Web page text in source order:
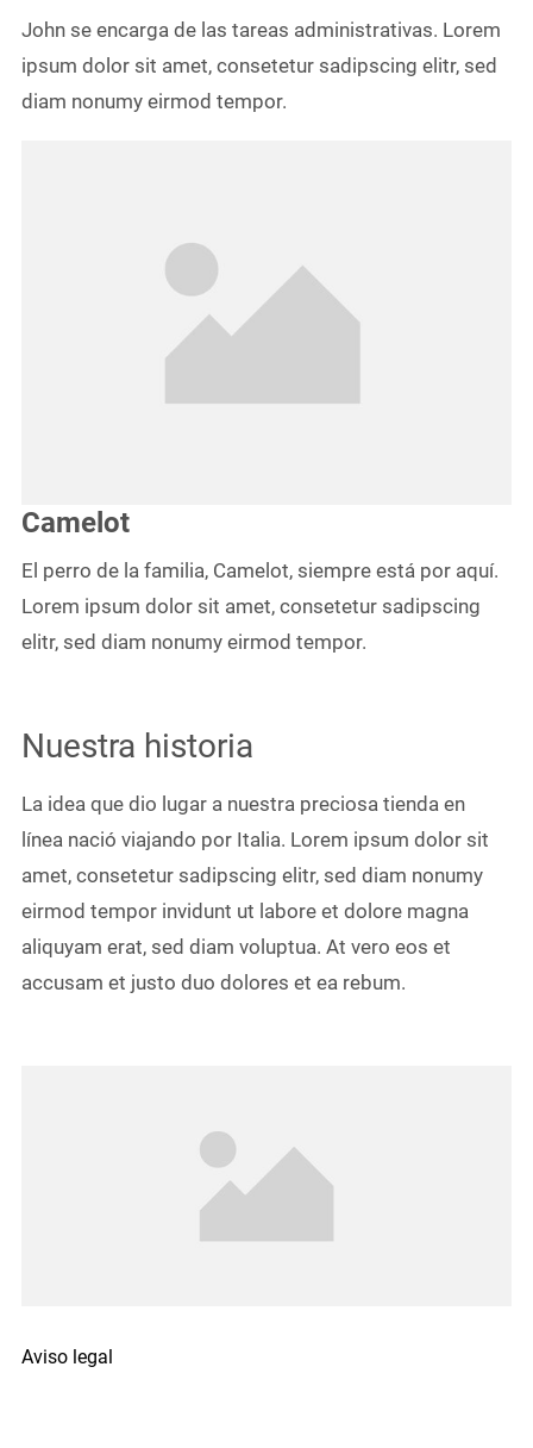
John se encarga de las tareas administrativas. Lorem
ipsum dolor sit amet, consetetur sadipscing elitr, sed
diam nonumy eirmod tempor.
Camelot
El perro de la familia, Camelot, siempre está por aquí.
Lorem ipsum dolor sit amet, consetetur sadipscing
elitr, sed diam nonumy eirmod tempor.
Nuestra historia
La idea que dio lugar a nuestra preciosa tienda en
línea nació viajando por Italia. Lorem ipsum dolor sit
amet, consetetur sadipscing elitr, sed diam nonumy
eirmod tempor invidunt ut labore et dolore magna
aliquyam erat, sed diam voluptua. At vero eos et
accusam et justo duo dolores et ea rebum.
Aviso legal